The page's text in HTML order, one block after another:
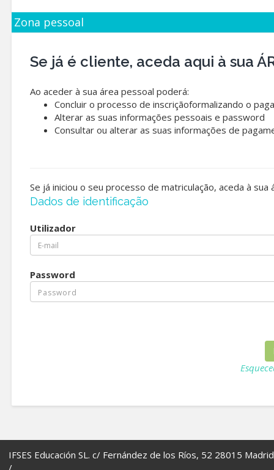
Zona pessoal
Se já é cliente, aceda aqui à sua
Ao aceder à sua área pessoal poderá:
Concluir o processo de inscriçãoformalizando o
Alterar as suas informações pessoais e password
Consultar ou alterar as suas informações de
Se já iniciou o seu processo de matriculação, aceda à
Dados de identificação
Utilizador
Password
IFSES Educación SL. c/ Fernández de los Ríos, 52 28015